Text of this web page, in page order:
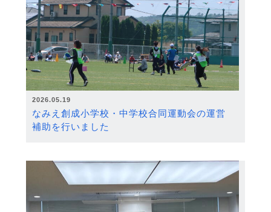
2026.05.19
なみえ創成小学校・中学校合同運動会の運営
補助を行いました